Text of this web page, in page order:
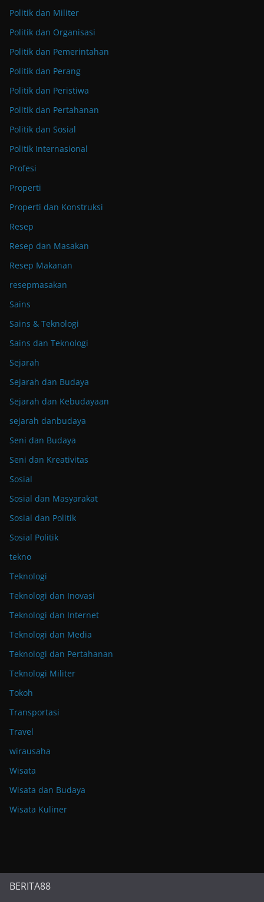
Politik dan Militer
Politik dan Organisasi
Politik dan Pemerintahan
Politik dan Perang
Politik dan Peristiwa
Politik dan Pertahanan
Politik dan Sosial
Politik Internasional
Profesi
Properti
Properti dan Konstruksi
Resep
Resep dan Masakan
Resep Makanan
resepmasakan
Sains
Sains & Teknologi
Sains dan Teknologi
Sejarah
Sejarah dan Budaya
Sejarah dan Kebudayaan
sejarah danbudaya
Seni dan Budaya
Seni dan Kreativitas
Sosial
Sosial dan Masyarakat
Sosial dan Politik
Sosial Politik
tekno
Teknologi
Teknologi dan Inovasi
Teknologi dan Internet
Teknologi dan Media
Teknologi dan Pertahanan
Teknologi Militer
Tokoh
Transportasi
Travel
wirausaha
Wisata
Wisata dan Budaya
Wisata Kuliner
BERITA88